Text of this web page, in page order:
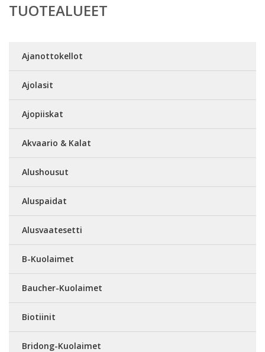
TUOTEALUEET
Ajanottokellot
Ajolasit
Ajopiiskat
Akvaario & Kalat
Alushousut
Aluspaidat
Alusvaatesetti
B-Kuolaimet
Baucher-Kuolaimet
Biotiinit
Bridong-Kuolaimet